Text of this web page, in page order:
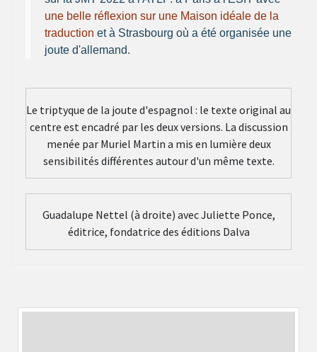
une belle réflexion sur une Maison idéale de la
traduction et à Strasbourg où a été organisée une
joute d'allemand.
Le triptyque de la joute d'espagnol : le texte original au
centre est encadré par les deux versions. La discussion
menée par Muriel Martin a mis en lumière deux
sensibilités différentes autour d'un même texte.
Guadalupe Nettel (à droite) avec Juliette Ponce,
éditrice, fondatrice des éditions Dalva